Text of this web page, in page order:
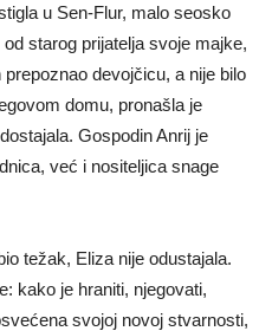
u Sen-Flur, malo seosko
starog prijatelja svoje majke,
devojčicu, a nije bilo
domu, pronašla je
Gospodin Anrij je
već i nositeljica snage
težak, Eliza nije odustajala.
kako je hraniti, njegovati,
svojoj novoj stvarnosti,